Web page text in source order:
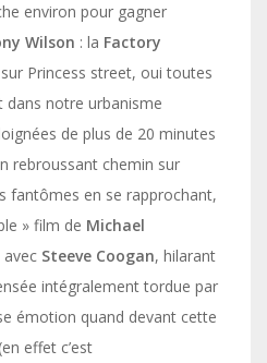
environ pour gagner
Wilson : la Factory
Princess street, oui toutes
dans notre urbanisme
de plus de 20 minutes
rebroussant chemin sur
fantômes en se rapprochant,
» film de Michael
avec Steeve Coogan, hilarant
intégralement tordue par
émotion quand devant cette
effet c’est